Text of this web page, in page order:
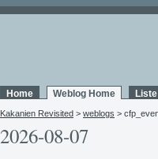
Home Weblog Home
Kakanien Revisited > weblogs >
2026-08-07